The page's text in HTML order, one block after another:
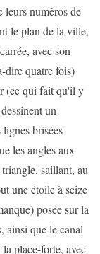
leurs numéros de
le plan de la ville,
avec son
dire quatre fois)
(ce qui fait qu'il y
un
brisées
les angles aux
saillant, au
une étoile à seize
posée sur la
ainsi que le canal
place-forte, avec